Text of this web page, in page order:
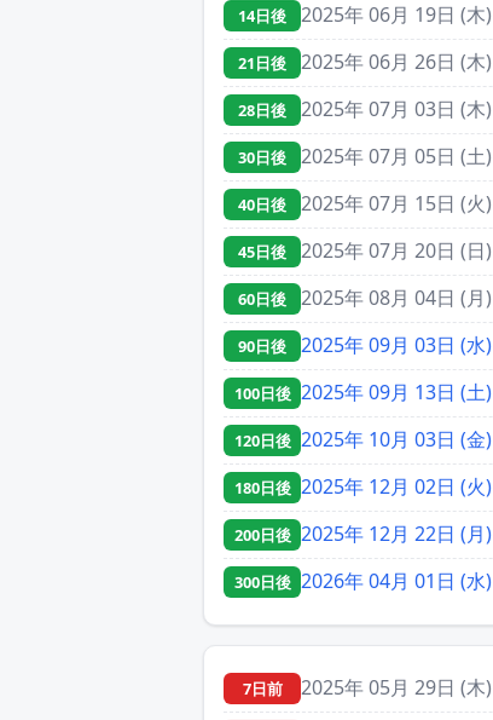
14日後 2025年 06月 19日 (木)
21日後 2025年 06月 26日 (木)
28日後 2025年 07月 03日 (木)
30日後 2025年 07月 05日 (土)
40日後 2025年 07月 15日 (火)
45日後 2025年 07月 20日 (日)
60日後 2025年 08月 04日 (月)
90日後 2025年 09月 03日 (水)
100日後 2025年 09月 13日 (土)
120日後 2025年 10月 03日 (金)
180日後 2025年 12月 02日 (火)
200日後 2025年 12月 22日 (月)
300日後 2026年 04月 01日 (水)
7日前 2025年 05月 29日 (木)